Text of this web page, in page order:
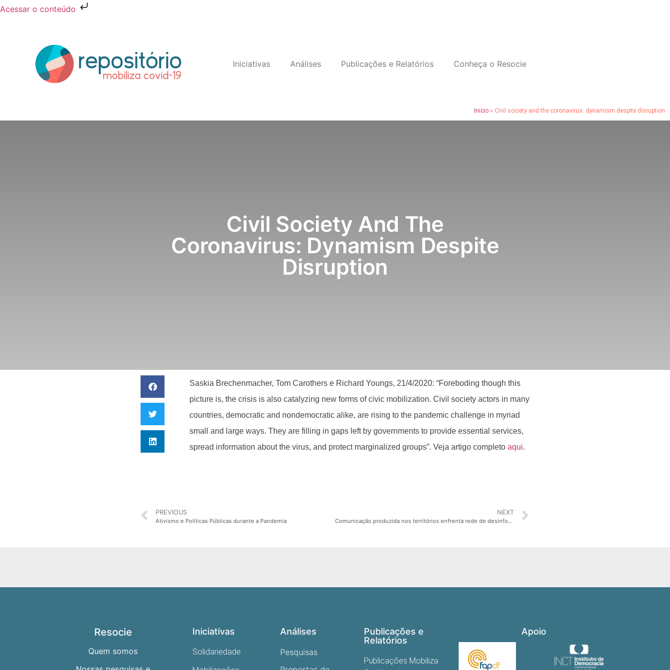
Acessar o conteúdo
Iniciativas Análises Publicações e Relatórios Conheça o Resocie
Início» Civil society and the coronavirus: dynamism despite disruption
Civil Society And The
Coronavirus: Dynamism Despite
Disruption
Saskia Brechenmacher, Tom Carothers e Richard Youngs, 21/4/2020: “Foreboding though this
picture is, the crisis is also catalyzing new forms of civic mobilization. Civil society actors in many
countries, democratic and nondemocratic alike, are rising to the pandemic challenge in myriad
small and large ways. They are filling in gaps left by governments to provide essential services,
spread information about the virus, and protect marginalized groups”. Veja artigo completo aqui.
PREVIOUS
Ativismo e Políticas Públicas durante a Pandemia
NEXT
Comunicação produzida nos territórios enfrenta rede de desinformação sobre o coronavírus
Resocie
Quem somos
Iniciativas
Solidariedade
Análises
Pesquisas
Publicações e
Relatórios
Publicações Mobiliza
Apoio